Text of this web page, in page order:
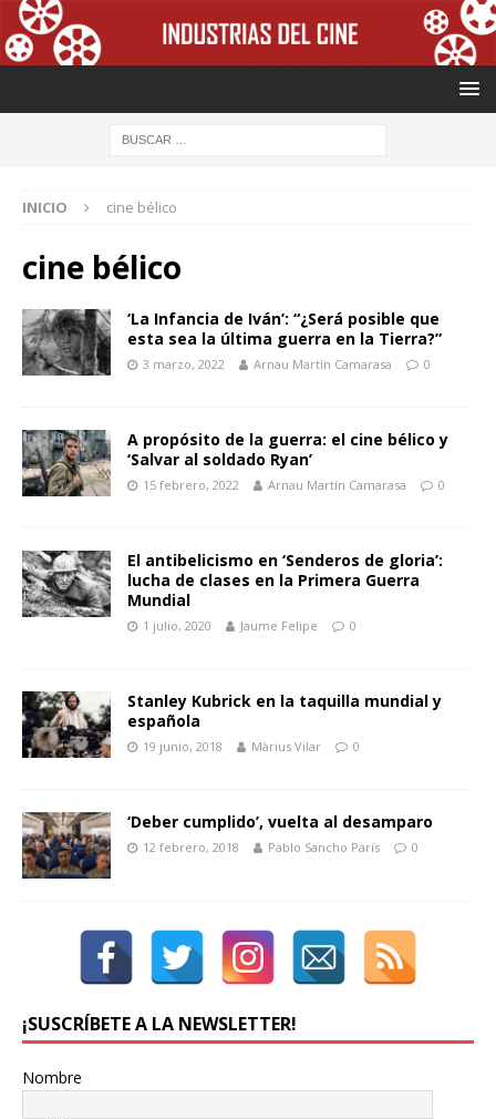
INICIO cine bélico
cine bélico
‘La Infancia de Iván’: “¿Será posible que
esta sea la última guerra en la Tierra?”
3 marzo, 2022 Arnau Martín Camarasa 0
A propósito de la guerra: el cine bélico y
‘Salvar al soldado Ryan’
15 febrero, 2022 Arnau Martín Camarasa 0
El antibelicismo en ‘Senderos de gloria’:
lucha de clases en la Primera Guerra
Mundial
1 julio, 2020 Jaume Felipe 0
Stanley Kubrick en la taquilla mundial y
española
19 junio, 2018 Màrius Vilar 0
‘Deber cumplido’, vuelta al desamparo
12 febrero, 2018 Pablo Sancho París 0
¡SUSCRÍBETE A LA NEWSLETTER!
Nombre